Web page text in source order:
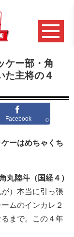
ケー部・角
主将の４
Facebook 0
ーはめちゃくち
丸陸斗（国経４）
）本当に引っ張
ムのインカレ２
まで。この４年